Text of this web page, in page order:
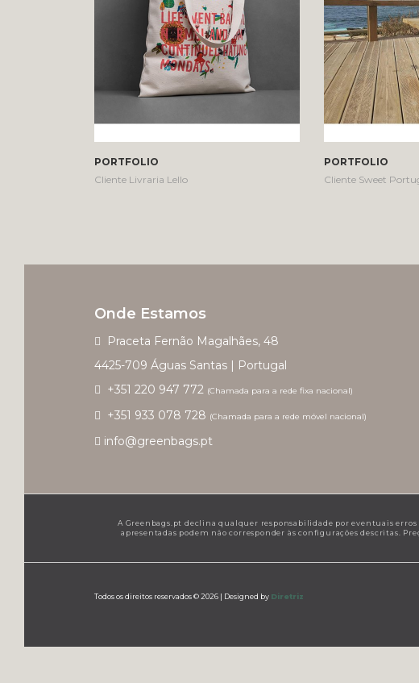
PORTFOLIO
Cliente Livraria Lello
PORTFOLIO
Cliente Sweet
Onde Estamos
Praceta Fernão Magalhães, 48
4425-709 Águas Santas | Portugal
+351 220 947 772 (Chamada para a rede fixa nacional)
+351 933 078 728 (Chamada para a rede móvel nacional)
info@greenbags.pt
A Greenbags.pt declina qualquer responsabilidade por eventuais
apresentadas podem não corresponder às configurações descritas.
Todos os direitos reservados © 2026 | Designed by Diretriz